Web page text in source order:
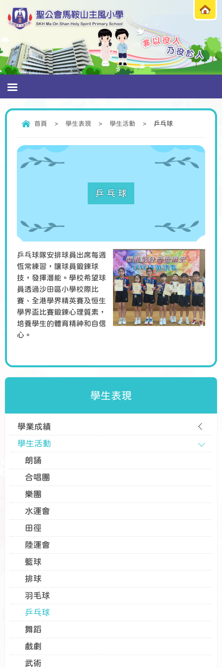
首頁 > 學生表現 > 學生活動 > 乒乓球
乒乓球
乒乓球隊安排球員出席每週
恆常練習，讓球員鍛鍊球
技，發揮潛能。學校希望球
員透過沙田區小學校際比
賽、全港學界精英賽及恒生
學界盃比賽鍛鍊心理質素，
培養學生的體育精神和自信
心。
學生表現
學業成績
學生活動
朗誦
合唱團
樂團
水運會
田徑
陸運會
籃球
排球
羽毛球
乒乓球
舞蹈
戲劇
武術